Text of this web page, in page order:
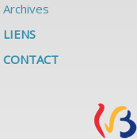
Archives
LIENS
CONTACT